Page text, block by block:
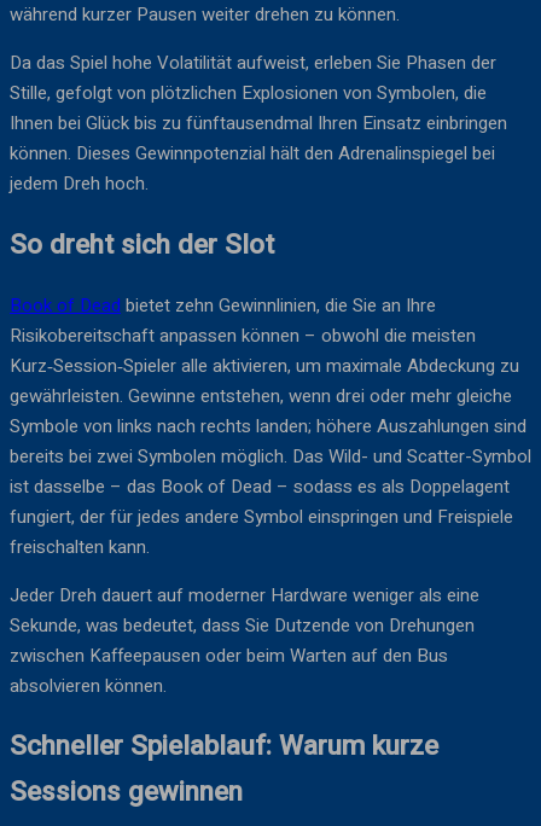
während kurzer Pausen weiter drehen zu können.
Da das Spiel hohe Volatilität aufweist, erleben Sie Phasen der
Stille, gefolgt von plötzlichen Explosionen von Symbolen, die
Ihnen bei Glück bis zu fünftausendmal Ihren Einsatz einbringen
können. Dieses Gewinnpotenzial hält den Adrenalinspiegel bei
jedem Dreh hoch.
So dreht sich der Slot
Book of Dead bietet zehn Gewinnlinien, die Sie an Ihre
Risikobereitschaft anpassen können – obwohl die meisten
Kurz‑Session‑Spieler alle aktivieren, um maximale Abdeckung zu
gewährleisten. Gewinne entstehen, wenn drei oder mehr gleiche
Symbole von links nach rechts landen; höhere Auszahlungen sind
bereits bei zwei Symbolen möglich. Das Wild- und Scatter-Symbol
ist dasselbe – das Book of Dead – sodass es als Doppelagent
fungiert, der für jedes andere Symbol einspringen und Freispiele
freischalten kann.
Jeder Dreh dauert auf moderner Hardware weniger als eine
Sekunde, was bedeutet, dass Sie Dutzende von Drehungen
zwischen Kaffeepausen oder beim Warten auf den Bus
absolvieren können.
Schneller Spielablauf: Warum kurze
Sessions gewinnen